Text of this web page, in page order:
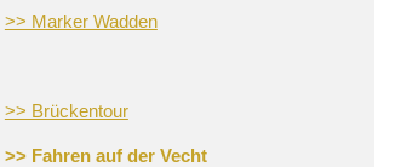
>> Marker Wadden
>> Brückentour
>> Fahren auf der Vecht